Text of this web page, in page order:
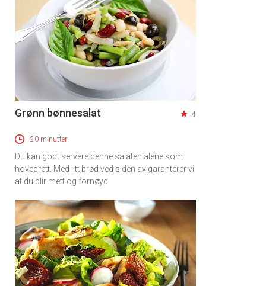
Grønn bønnesalat 4
20 minutter
Du kan godt servere denne salaten alene som
hovedrett. Med litt brød ved siden av garanterer vi
at du blir mett og fornøyd.